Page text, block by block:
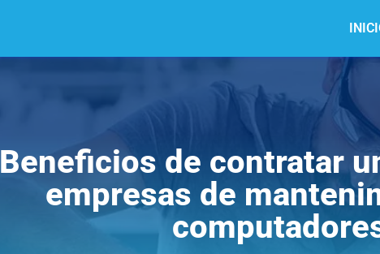
Beneficios de contratar
empresas de